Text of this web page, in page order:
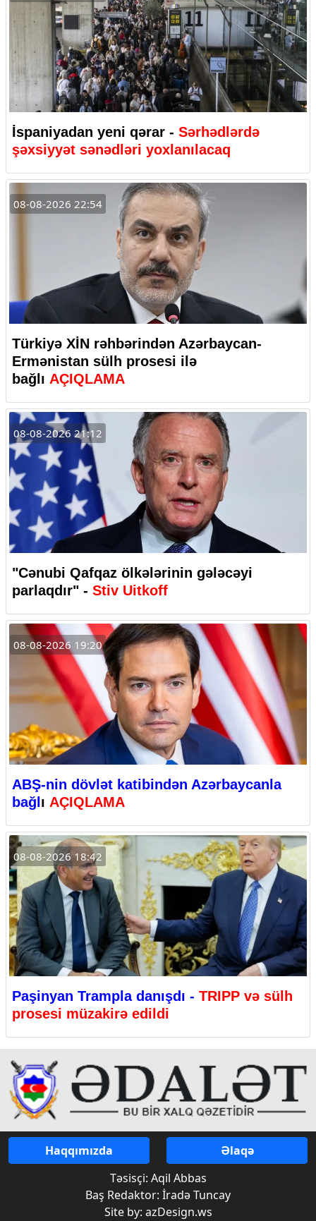
İspaniyadan yeni qərar - Sərhədlərdə
şəxsiyyət sənədləri yoxlanılacaq
08-08-2026 22:54
Türkiyə XİN rəhbərindən Azərbaycan-
Ermənistan sülh prosesi ilə
bağlı AÇIQLAMA
08-08-2026 21:12
"Cənubi Qafqaz ölkələrinin gələcəyi
parlaqdır" - Stiv Uitkoff
08-08-2026 19:20
ABŞ-nin dövlət katibindən Azərbaycanla
bağlı AÇIQLAMA
08-08-2026 18:42
Paşinyan Trampla danışdı - TRIPP və sülh
prosesi müzakirə edildi
Haqqımızda
Əlaqə
Təsisçi: Aqil Abbas
Baş Redaktor: İradə Tuncay
Site by: azDesign.ws